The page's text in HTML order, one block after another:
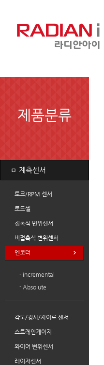
제품분류
ㅁ 계측센서
토크/RPM 센서
로드셀
접촉식 변위센서
비접촉식 변위센서
엔코더
- incremental
- Absolute
각도/경사/자이로 센서
스트레인게이지
와이어 변위센서
레이져센서